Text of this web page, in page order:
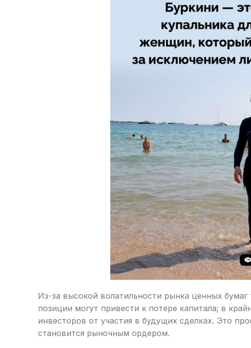
Из-за высокой волатильности рынка ценных
позиции могут привести к потере капитала; в
инвесторов от участия в будущих сделках. Это
становится рыночным ордером.